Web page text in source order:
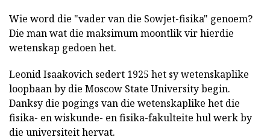
Wie word die "vader van die Sowjet-fisika" genoem?
Die man wat die maksimum moontlik vir hierdie
wetenskap gedoen het.
Leonid Isaakovich sedert 1925 het sy wetenskaplike
loopbaan by die Moscow State University begin.
Danksy die pogings van die wetenskaplike het die
fisika- en wiskunde- en fisika-fakulteite hul werk by
die universiteit hervat.